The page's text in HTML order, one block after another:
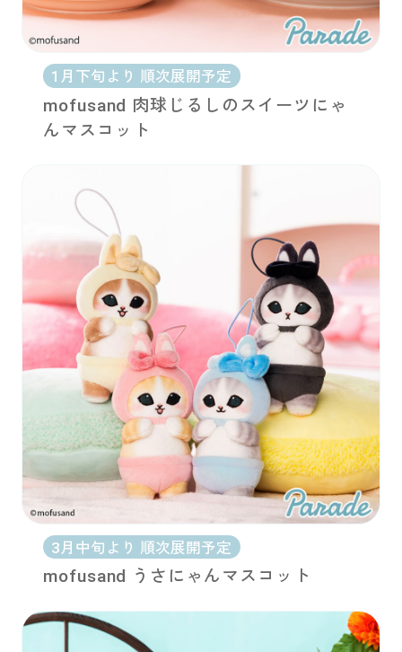
1月下旬より 順次展開予定
mofusand 肉球じるしのスイーツにゃ
んマスコット
3月中旬より 順次展開予定
mofusand うさにゃんマスコット